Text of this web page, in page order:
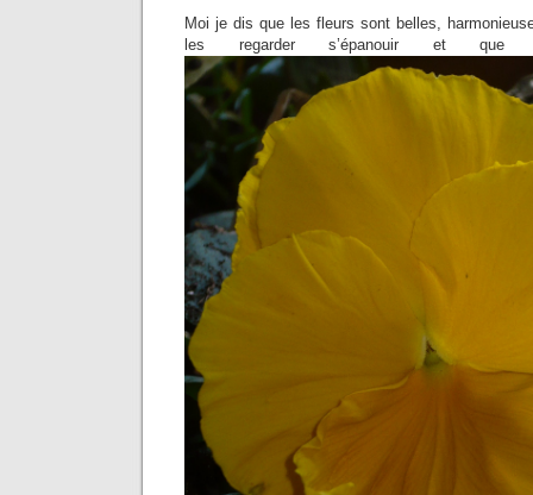
Moi je dis que les fleurs sont belles,
les regarder s’épanouir et que